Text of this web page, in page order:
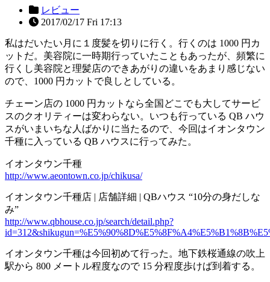
レビュー
2017/02/17 Fri 17:13
私はだいたい月に１度髪を切りに行く。行くのは 1000 円カ
ットだ。美容院に一時期行っていたこともあったが、頻繁に
行くし美容院と理髪店のできあがりの違いをあまり感じない
ので、1000 円カットで良しとしている。
チェーン店の 1000 円カットなら全国どこでも大してサービ
スのクオリティーは変わらない。いつも行っている QB ハウ
スがいまいちな人ばかりに当たるので、今回はイオンタウン
千種に入っている QB ハウスに行ってみた。
イオンタウン千種
http://www.aeontown.co.jp/chikusa/
イオンタウン千種店 | 店舗詳細 | QBハウス “10分の身だしな
み”
http://www.qbhouse.co.jp/search/detail.php?
イオンタウン千種は今回初めて行った。地下鉄桜通線の吹上
駅から 800 メートル程度なので 15 分程度歩けば到着する。